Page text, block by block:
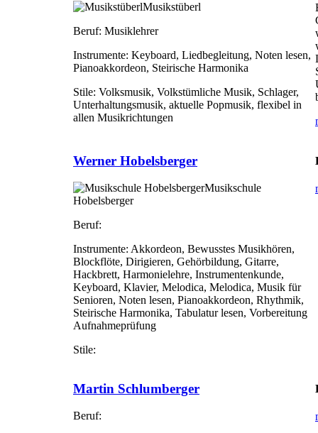
Musikstüberl
Beruf: Musiklehrer
Instrumente: Keyboard, Liedbegleitung, Noten lesen,
Pianoakkordeon, Steirische Harmonika
Stile: Volksmusik, Volkstümliche Musik, Schlager,
Unterhaltungsmusik, aktuelle Popmusik, flexibel in
allen Musikrichtungen
Werner Hobelsberger
Musikschule
Hobelsberger
Beruf:
Instrumente: Akkordeon, Bewusstes Musikhören,
Blockflöte, Dirigieren, Gehörbildung, Gitarre,
Hackbrett, Harmonielehre, Instrumentenkunde,
Keyboard, Klavier, Melodica, Melodica, Musik für
Senioren, Noten lesen, Pianoakkordeon, Rhythmik,
Steirische Harmonika, Tabulatur lesen, Vorbereitung
Aufnahmeprüfung
Stile:
Martin Schlumberger
Beruf: